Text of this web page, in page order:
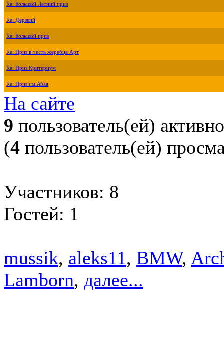
Re: Большой Летний приз
Re: Дерзкий
Re: Большой приз
Re: Приз в честь жеребца Арт
Re: Приз Критериум
Re: Приз им.Абая
На сайте
9 пользователь(ей) активно
(4 пользователь(ей)
Участников: 8
Гостей: 1
mussik, aleks11, BMW,
Lamborn, далее...